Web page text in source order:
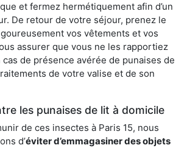
et fermez hermétiquement afin d’un
De retour de votre séjour, prenez le
vos vêtements et vos
assurer que vous ne les rapportiez
cas de présence avérée de punaises de
de votre valise et de son
les punaises de lit à domicile
de ces insectes à Paris 15, nous
d’éviter d’emmagasiner des objets